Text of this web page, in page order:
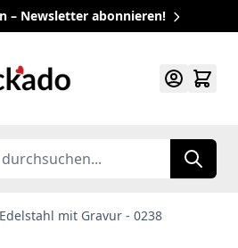
– Newsletter abonnieren!
mit Gravur - 0238